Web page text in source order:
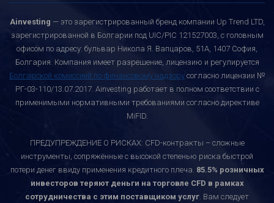
Ainvesting — это зарегистрированный бренд компании Up Trend LTD,
зарегистрированной в Болгарии под UIC/PIC 121527003, с головным
офисом по адресу: бульвар Никола Я. Вапцаров, 51A, 1407 София,
Болгария. Компания имеет разрешение, лицензию и регулируется
Болгарской комиссией по финансовому надзору согласно лицензии №
РГ-03-110/13.07.2017. Ainvesting работает в полном соответствии с
применимыми нормативными требованиями согласно директиве
MiFID.
ПРЕДУПРЕЖДЕНИЕ О РИСКАХ: CFD-контракты – сложные
инструменты, сопряжённые с высокой степенью риска быстрой
потери денег ввиду применения кредитного плеча. 85.5% розничных
инвесторов теряют деньги на торговле CFD в рамках
сотрудничества с этим поставщиком услуг. Вам следует